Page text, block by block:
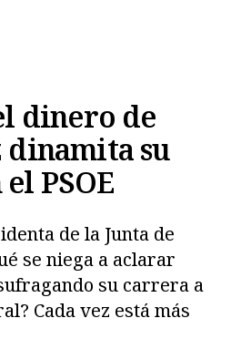
dinero de
dinamita su
PSOE
de la Junta de
se niega a aclarar
su carrera a
Cada vez está más